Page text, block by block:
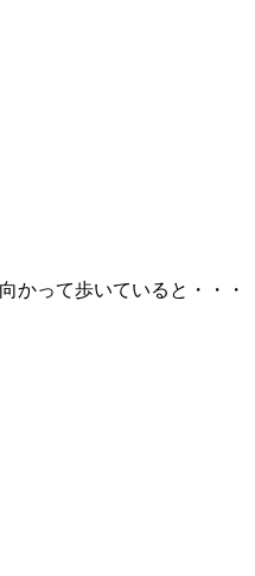
かって歩いていると・・・